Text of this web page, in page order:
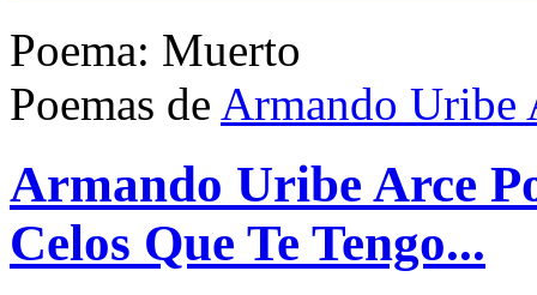
Poema: Muerto
Poemas de Armando Uribe
Armando Uribe Arce
Celos Que Te Tengo...